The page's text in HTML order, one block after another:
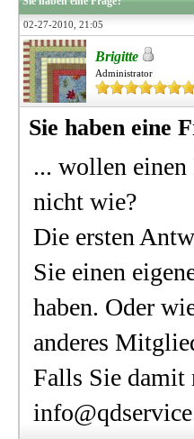
02-27-2010, 21:05
Brigitte
Administrator
Sie haben eine
... wollen einen
nicht wie?
Die ersten
Sie einen
haben. Oder
anderes
Falls Sie damit